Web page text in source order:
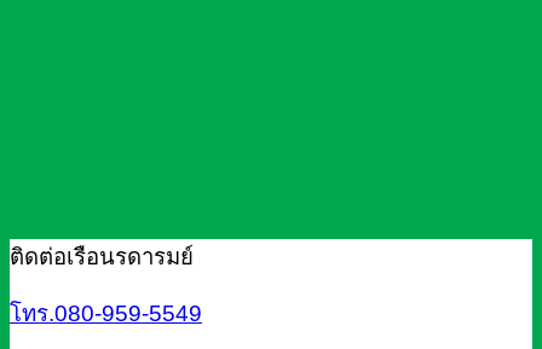
ติดต่อเรือนรดารมย์
โทร.080-959-5549